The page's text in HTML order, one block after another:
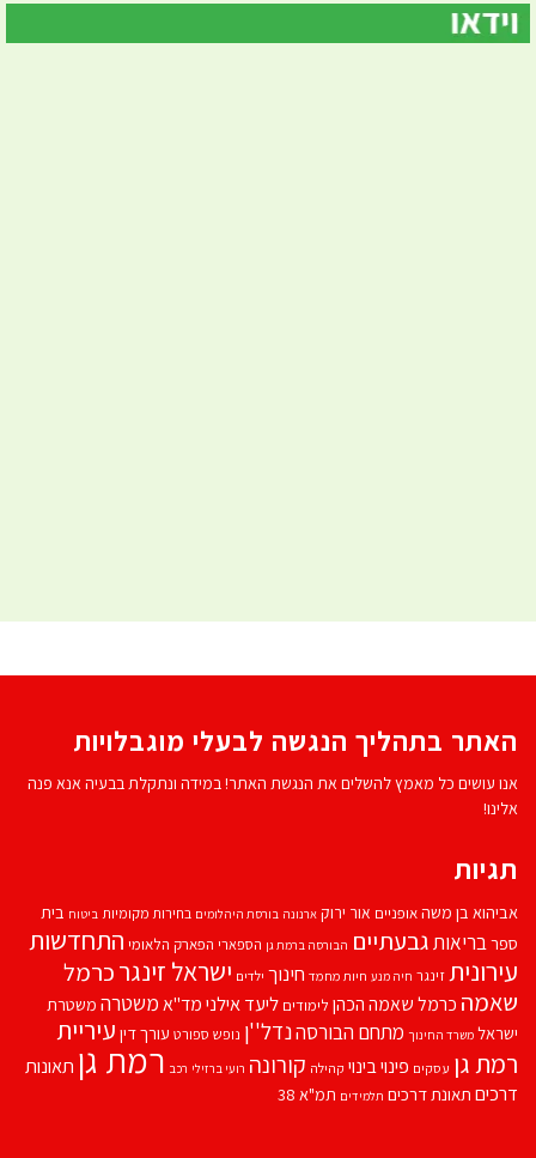
האתר בתהליך הנגשה לבעלי מוגבלויות
אנו עושים כל מאמץ להשלים את הנגשת האתר! במידה ונתקלת בבעיה אנא פנה
אלינו!
תגיות
אביהוא בן משהאופניים אור ירוק ארנונה בורסת היהלומים בחירות מקומיות ביטוח בית
ספרבריאותגבעתיים הבורסה ברמת גן הספארי הפארק הלאומי התחדשות
עירוניתזינגר חיה מנע חיות מחמד חינוך ילדים ישראל זינגרכרמל
שאמה כרמל שאמה הכהן לימודים ליעד אילנימד''אמשטרה משטרת
ישראל משרד החינוך מתחם הבורסהנדל''ן נופש ספורט עורך דין עיריית
רמת גן עסקים פינוי בינוי קהילה קורונה רועי ברזילי רכב רמת גן תאונות
דרכים תאונת דרכים תלמידים תמ"א 38